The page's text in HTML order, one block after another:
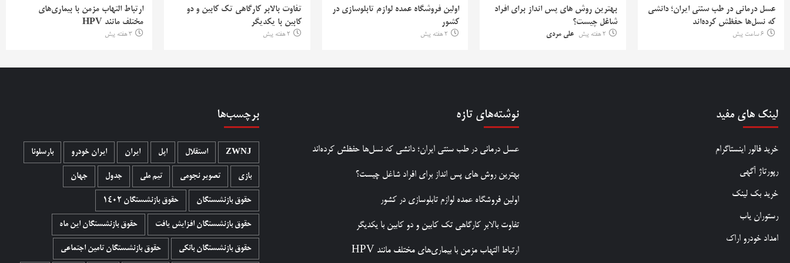
عسل درمانی در طب سنتی ایران؛ دانشی
که نسل‌ها حفظش کرده‌اند
6 ساعت پیش
بهترین روش‌ های پس‌ انداز برای افراد
شاغل چیست؟
2 هفته پیش علی مردی
اولین فروشگاه عمده لوازم تابلوسازی در
کشور
2 هفته پیش
تفاوت بالابر کارگاهی تک کابین و دو
کابین با یکدیگر
2 هفته پیش
ارتباط التهاب مزمن با بیماری‌های
مختلف مانند HPV
3 هفته پیش
لینک های مفید
خرید فالور اینستاگرام
رپورتاژ آگهی
خرید بک لینک
رستوران یاب
امداد خودرو اراک
نوشته‌های تازه
عسل درمانی در طب سنتی ایران؛ دانشی که نسل‌ها حفظش کرده‌اند
بهترین روش‌ های پس‌ انداز برای افراد شاغل چیست؟
اولین فروشگاه عمده لوازم تابلوسازی در کشور
تفاوت بالابر کارگاهی تک کابین و دو کابین با یکدیگر
ارتباط التهاب مزمن با بیماری‌های مختلف مانند HPV
برچسب‌ها
ZWNJ استقلال اپل ایران ایران خودرو بارسلونا
بازی تصویر نجومی تیم ملی جدول جهان
حقوق بازنشستگان حقوق بازنشستگان 1402
حقوق بازنشستگان افزایش یافت حقوق بازنشستگان این ماه
حقوق بازنشستگان بانکی حقوق بازنشستگان تامین اجتماعی